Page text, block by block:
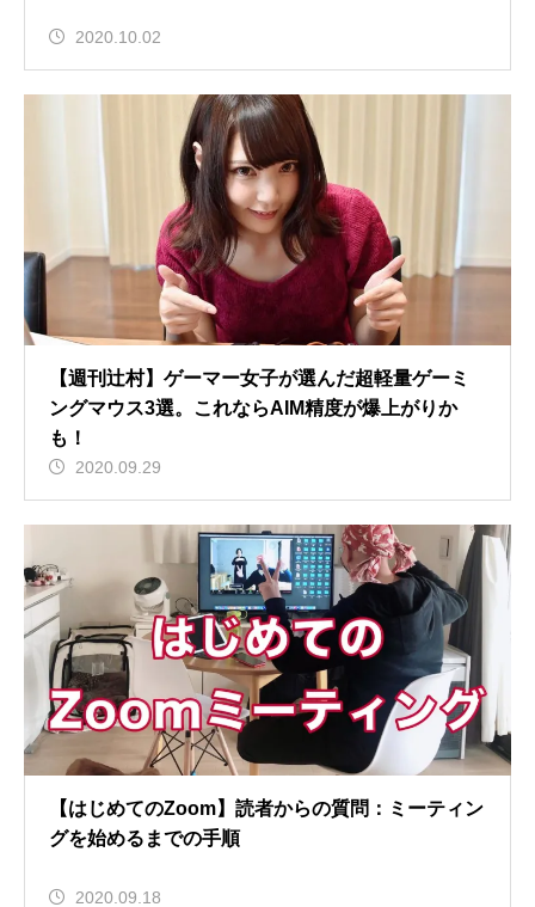
2020.10.02
【週刊辻村】ゲーマー女子が選んだ超軽量ゲーミ
ングマウス3選。これならAIM精度が爆上がりか
も！
2020.09.29
【はじめてのZoom】読者からの質問：ミーティン
グを始めるまでの手順
2020.09.18